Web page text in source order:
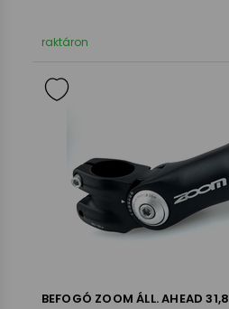
raktáron
BEFOGÓ ZOOM ÁLL. AHEAD 31,8